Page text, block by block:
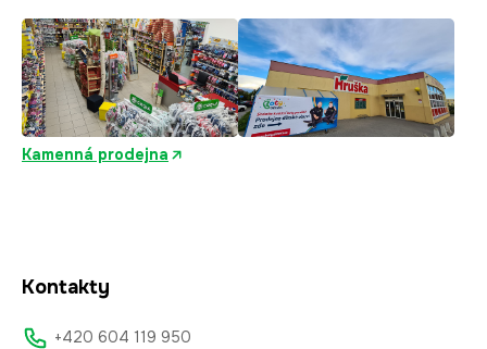
Kamenná prodejna
Kontakty
+420 604 119 950